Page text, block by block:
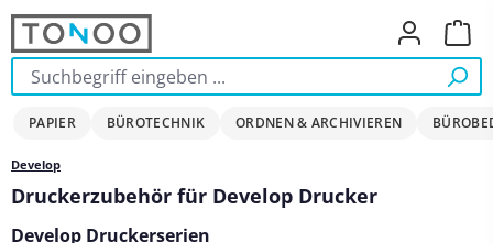
Zum Hauptinhalt springen
PAPIER BÜROTECHNIK ORDNEN & ARCHIVIEREN
Develop
Druckerzubehör für Develop Drucker
Develop Druckerserien